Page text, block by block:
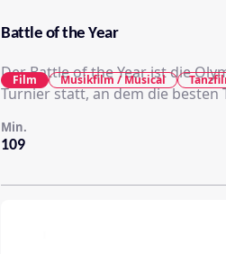
Battle of the Year
Der Battle of the Year ist die
Turnier statt, an dem die besten
109
Min.
Film Musikfilm / Musical